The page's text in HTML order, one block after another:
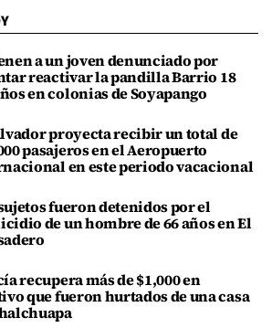
a un joven denunciado por
reactivar la pandilla Barrio 18
en colonias de Soyapango
proyecta recibir un total de
pasajeros en el Aeropuerto
en este periodo vacacional
fueron detenidos por el
de un hombre de 66 años en El
recupera más de $1,000 en
que fueron hurtados de una casa